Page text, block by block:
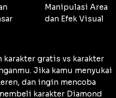
Manipulasi Area
dan Efek Visual
gratis vs karakter
Jika kamu menyukai
dan ingin mencoba
karakter Diamond